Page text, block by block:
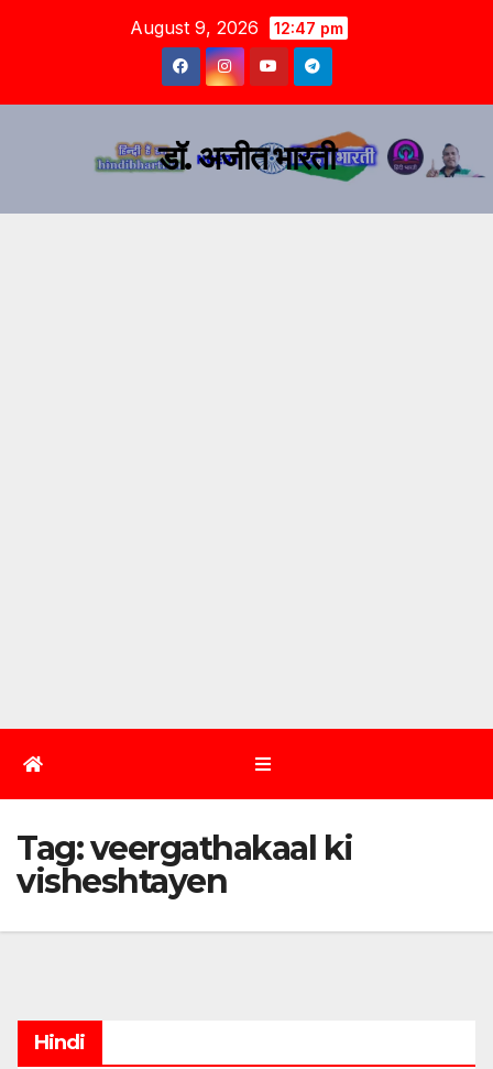
August 9, 2026 12:47 pm
डॉ. अजीत भारती
Tag:veergathakaal ki
visheshtayen
Hindi